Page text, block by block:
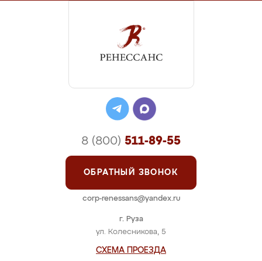
г. Руза
ул. Колесникова, 5
СХЕМА ПРОЕЗДА
8 (800) 511-89-55
ОБРАТНЫЙ ЗВОНОК
corp-renessans@yandex.ru